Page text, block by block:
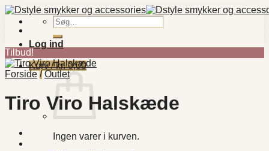
Fortsæt
indhold
Søg
efter:
Log ind
Kurv /kr.0,00
Ingen varer i kurven.
Tilbud!
Forside / Outlet
Tiro Viro Halskæde